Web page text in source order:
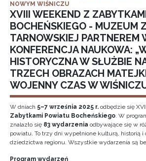
NOWYM WIŚNICZU
XVIII WEEKEND Z
BOCHEŃSKIEGO - MUZEUM
TARNOWSKIEJ PARTNEREM
KONFERENCJA NAUKOWA:
HISTORYCZNA W SŁUŻBIE
TRZECH OBRAZACH
WOJENNY CZAS W
W dniach 5–7 września 2025 r. odbędzie się
Zabytkami Powiatu Bocheńskiego. W
znalazło się 83 wydarzenia odbywające się w
powiatu. To trzy dni wypełnione kulturą, historią i
dziedzictwa regionu. Wszystkie wydarzenia są
Program wydarzeń